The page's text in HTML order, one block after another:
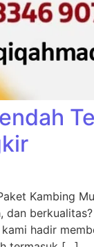
Kambing
dan
hadir